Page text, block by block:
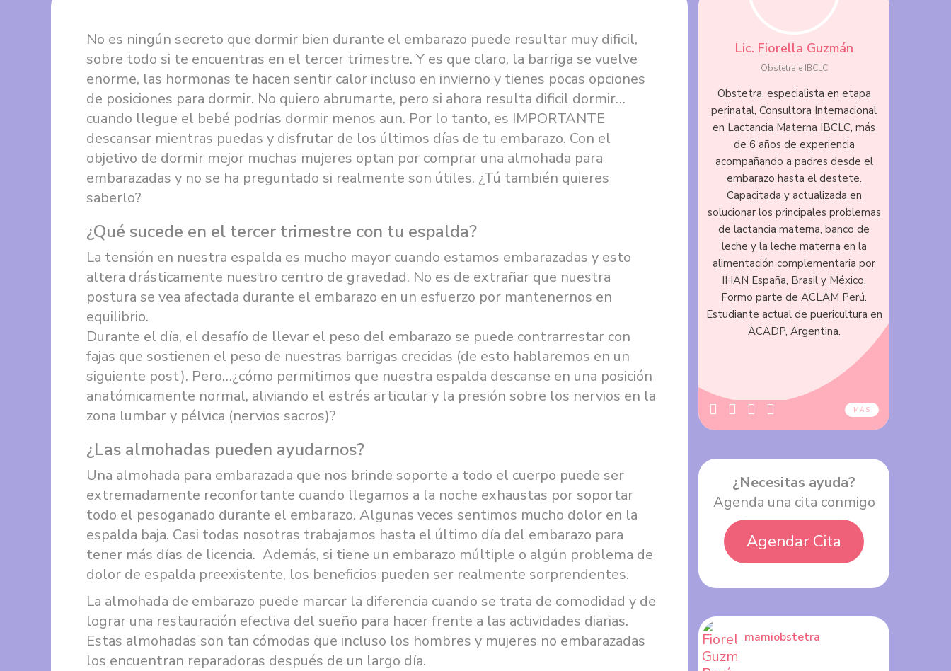
No es ningún secreto que dormir bien durante el embarazo puede resultar muy dificil,
sobre todo si te encuentras en el tercer trimestre. Y es que claro, la barriga se vuelve
enorme, las hormonas te hacen sentir calor incluso en invierno y tienes pocas opciones
de posiciones para dormir. No quiero abrumarte, pero si ahora resulta dificil dormir…
cuando llegue el bebé podrías dormir menos aun. Por lo tanto, es IMPORTANTE
descansar mientras puedas y disfrutar de los últimos días de tu embarazo. Con el
objetivo de dormir mejor muchas mujeres optan por comprar una almohada para
embarazadas y no se ha preguntado si realmente son útiles. ¿Tú también quieres
saberlo?
¿Qué sucede en el tercer trimestre con tu espalda?
La tensión en nuestra espalda es mucho mayor cuando estamos embarazadas y esto
altera drásticamente nuestro centro de gravedad. No es de extrañar que nuestra
postura se vea afectada durante el embarazo en un esfuerzo por mantenernos en
equilibrio.
Durante el día, el desafío de llevar el peso del embarazo se puede contrarrestar con
fajas que sostienen el peso de nuestras barrigas crecidas (de esto hablaremos en un
siguiente post). Pero…¿cómo permitimos que nuestra espalda descanse en una posición
anatómicamente normal, aliviando el estrés articular y la presión sobre los nervios en la
zona lumbar y pélvica (nervios sacros)?
¿Las almohadas pueden ayudarnos?
Una almohada para embarazada que nos brinde soporte a todo el cuerpo puede ser
extremadamente reconfortante cuando llegamos a la noche exhaustas por soportar
todo el pesoganado durante el embarazo. Algunas veces sentimos mucho dolor en la
espalda baja. Casi todas nosotras trabajamos hasta el último día del embarazo para
tener más días de licencia. Además, si tiene un embarazo múltiple o algún problema de
dolor de espalda preexistente, los beneficios pueden ser realmente sorprendentes.
La almohada de embarazo puede marcar la diferencia cuando se trata de comodidad y de
lograr una restauración efectiva del sueño para hacer frente a las actividades diarias.
Estas almohadas son tan cómodas que incluso los hombres y mujeres no embarazadas
los encuentran reparadoras después de un largo día.
Lic. Fiorella Guzmán
Obstetra e IBCLC
Obstetra, especialista en etapa
perinatal, Consultora Internacional
en Lactancia Materna IBCLC, más
de 6 años de experiencia
acompañando a padres desde el
embarazo hasta el destete.
Capacitada y actualizada en
solucionar los principales problemas
de lactancia materna, banco de
leche y la leche materna en la
alimentación complementaria por
IHAN España, Brasil y México.
Formo parte de ACLAM Perú.
Estudiante actual de puericultura en
ACADP, Argentina.
MÁS
¿Necesitas ayuda?
Agenda una cita conmigo
Agendar Cita
mamiobstetra